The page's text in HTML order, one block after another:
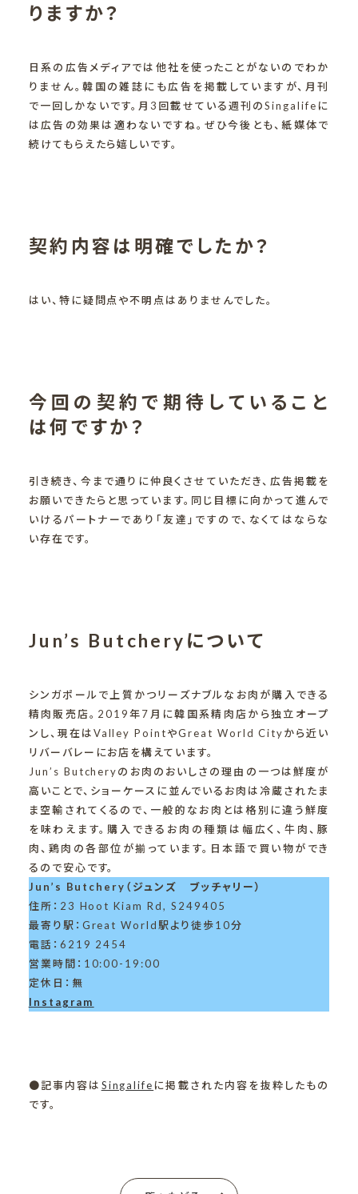
りますか？
日系の広告メディアでは他社を使ったことがないのでわか
りません。韓国の雑誌にも広告を掲載していますが、月刊
で一回しかないです。月3回載せている週刊のSingalifeに
は広告の効果は適わないですね。ぜひ今後とも、紙媒体で
続けてもらえたら嬉しいです。
契約内容は明確でしたか？
はい、特に疑問点や不明点はありませんでした。
今回の契約で期待していること
は何ですか？
引き続き、今まで通りに仲良くさせていただき、広告掲載を
お願いできたらと思っています。同じ目標に向かって進んで
いけるパートナーであり「友達」ですので、なくてはならな
い存在です。
Jun’s Butcheryについて
シンガポールで上質かつリーズナブルなお肉が購入できる
精肉販売店。2019年7月に韓国系精肉店から独立オープ
ンし、現在はValley PointやGreat World Cityから近い
リバーバレーにお店を構えています。
Jun’s Butcheryのお肉のおいしさの理由の一つは鮮度が
高いことで、ショーケースに並んでいるお肉は冷蔵されたま
ま空輸されてくるので、一般的なお肉とは格別に違う鮮度
を味わえます。購入できるお肉の種類は幅広く、牛肉、豚
肉、鶏肉の各部位が揃っています。日本語で買い物ができ
るので安心です。
Jun’s Butchery（ジュンズ ブッチャリー）
住所：23 Hoot Kiam Rd, S249405
最寄り駅：Great World駅より徒歩10分
電話：6219 2454
営業時間：10:00-19:00
定休日：無
Instagram
●記事内容は Singalifeに掲載された内容を抜粋したもの
です。